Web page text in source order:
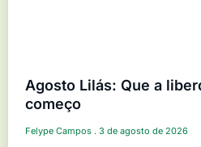
Agosto Lilás: Que a
começo
Felype Campos 3 de agosto de 2026